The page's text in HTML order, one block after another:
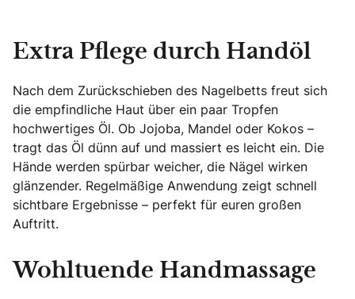
Extra Pflege durch Handöl
Nach dem Zurückschieben des Nagelbetts freut sich
die empfindliche Haut über ein paar Tropfen
hochwertiges Öl. Ob Jojoba, Mandel oder Kokos –
tragt das Öl dünn auf und massiert es leicht ein. Die
Hände werden spürbar weicher, die Nägel wirken
glänzender. Regelmäßige Anwendung zeigt schnell
sichtbare Ergebnisse – perfekt für euren großen
Auftritt.
Wohltuende Handmassage